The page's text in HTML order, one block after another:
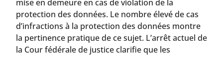
mise en demeure en cas de violation de la
protection des données. Le nombre élevé de cas
d’infractions à la protection des données montre
la pertinence pratique de ce sujet. L’arrêt actuel de
la Cour fédérale de justice clarifie que les